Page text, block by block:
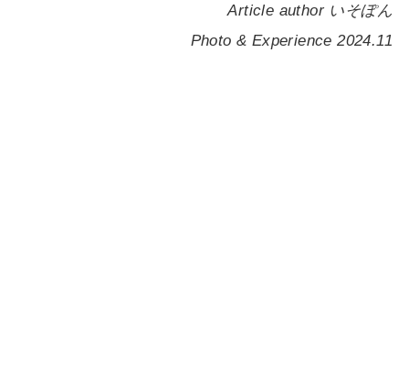
Article author いそぽん
Photo & Experience 2024.11